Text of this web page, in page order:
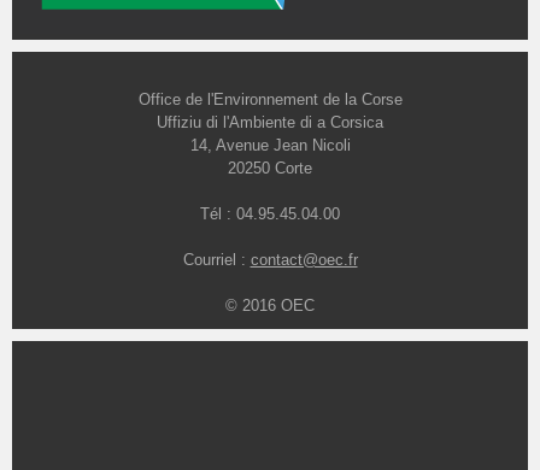
Office de l'Environnement de la Corse
Uffiziu di l'Ambiente di a Corsica
14, Avenue Jean Nicoli
20250 Corte
Tél : 04.95.45.04.00
Courriel : contact@oec.fr
© 2016 OEC